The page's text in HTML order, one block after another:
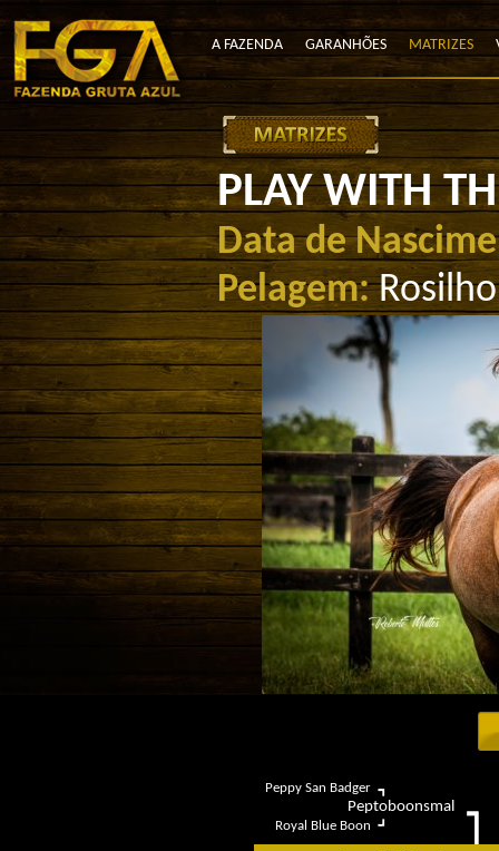
A FAZENDA GARANHÕES MATRIZES
PLAY WITH
Data de
Pelagem:Rosilho
Peppy San Badger
Peptoboonsmal
Royal Blue Boon